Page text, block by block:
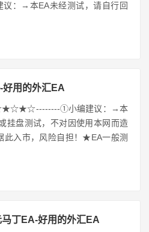
→本EA未经测试，请自行回
好用的外汇EA
☆★☆★☆--------①小编建议：→本
挂盘测试，不对因使用本网而造
此入市，风险自担！★EA一般测
丁EA-好用的外汇EA